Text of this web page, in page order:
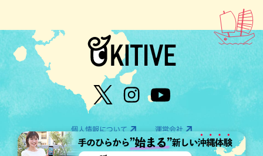
個人情報について 運営会社